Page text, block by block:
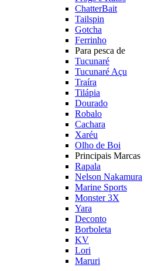
ChatterBait
Tailspin
Gotcha
Ferrinho
Para pesca de
Tucunaré
Tucunaré Açu
Traíra
Tilápia
Dourado
Robalo
Cachara
Xaréu
Olho de Boi
Principais Marcas
Rapala
Nelson Nakamura
Marine Sports
Monster 3X
Yara
Deconto
Borboleta
KV
Lori
Maruri